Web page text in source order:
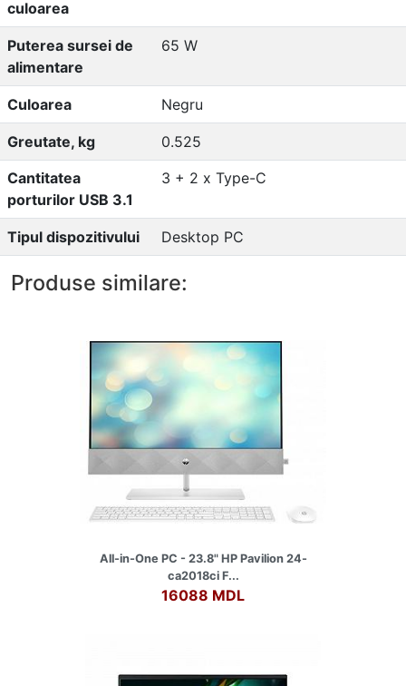
culoarea
Puterea sursei de
alimentare
65 W
Culoarea Negru
Greutate, kg
0.525
Cantitatea
porturilor USB 3.1
3 + 2 x Type-C
Tipul dispozitivului Desktop PC
Produse similare:
All-in-One PC - 23.8" HP Pavilion 24-
ca2018ci F...
16088 MDL